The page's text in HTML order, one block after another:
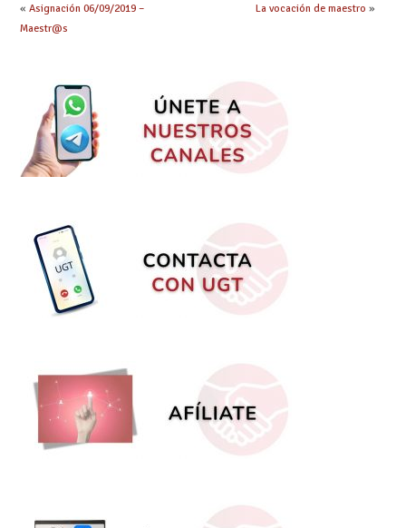
« Asignación 06/09/2019 –
Maestr@s
La vocación de maestro »